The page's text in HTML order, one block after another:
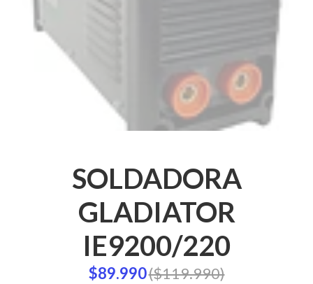
SOLDADORA
GLADIATOR
IE9200/220
$89.990($119.990)